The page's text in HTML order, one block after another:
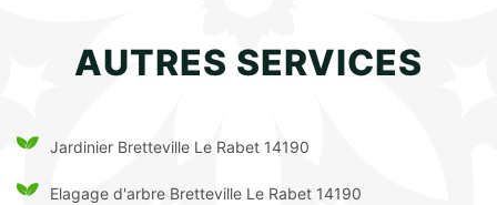
AUTRES SERVICES
Jardinier Bretteville Le Rabet 14190
Elagage d'arbre Bretteville Le Rabet 14190